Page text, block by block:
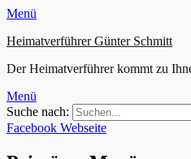
Menü
Heimatverführer Günter Schmitt
Der Heimatverführer kommt zu
Menü
Suche nach:
Facebook Webseite